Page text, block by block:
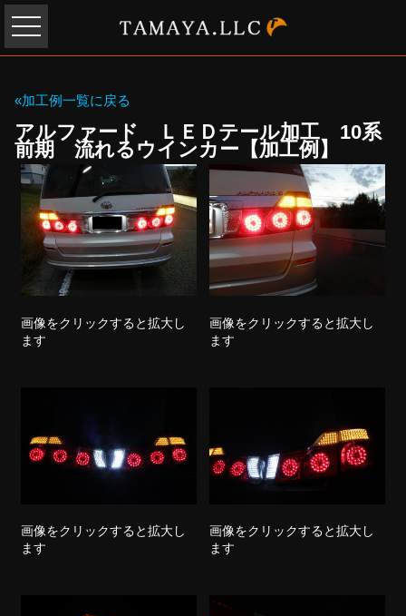
«加工例一覧に戻る
アルファード ＬＥＤテール加工 10系
前期 流れるウインカー【加工例】
画像をクリックすると拡大し
ます
画像をクリックすると拡大し
ます
画像をクリックすると拡大し
ます
画像をクリックすると拡大し
ます